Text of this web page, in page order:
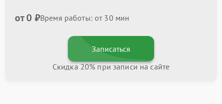
от 0 ₽Время работы: от 30 мин
Записаться
Скидка 20% при записи на сайте